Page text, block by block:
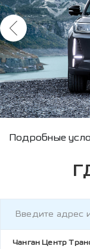
Условия
Подробные
Чанган Центр